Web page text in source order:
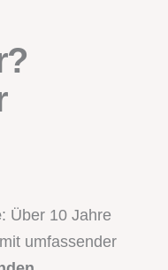
: Über 10 Jahre
umfassender